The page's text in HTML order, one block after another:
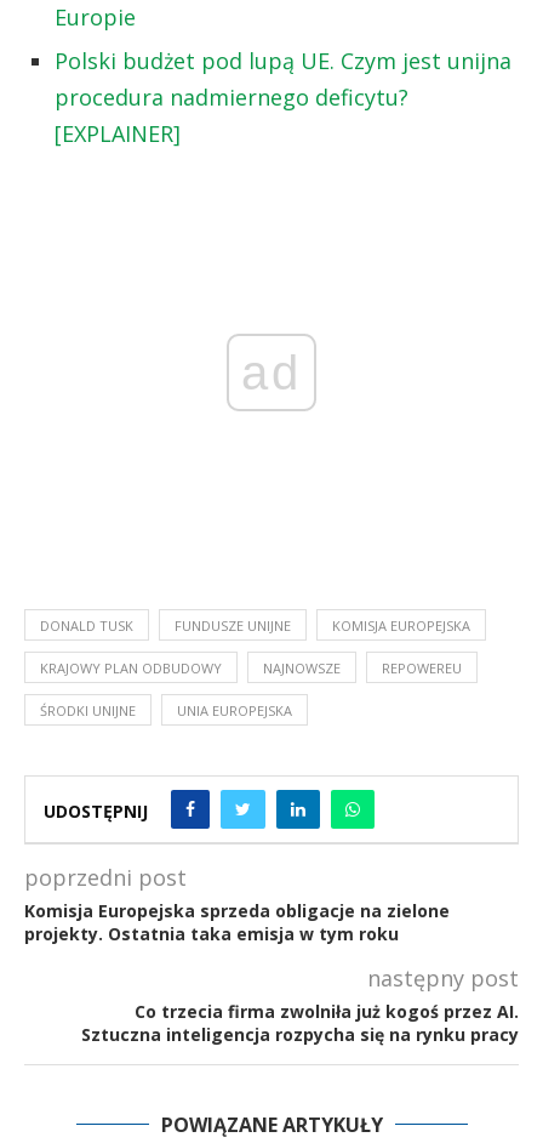
Europie
Polski budżet pod lupą UE. Czym jest unijna
procedura nadmiernego deficytu?
[EXPLAINER]
ad
DONALD TUSK FUNDUSZE UNIJNE KOMISJA EUROPEJSKA
KRAJOWY PLAN ODBUDOWY NAJNOWSZE REPOWEREU
ŚRODKI UNIJNE UNIA EUROPEJSKA
UDOSTĘPNIJ
poprzedni post
Komisja Europejska sprzeda obligacje na zielone
projekty. Ostatnia taka emisja w tym roku
następny post
Co trzecia firma zwolniła już kogoś przez AI.
Sztuczna inteligencja rozpycha się na rynku pracy
POWIĄZANE ARTYKUŁY